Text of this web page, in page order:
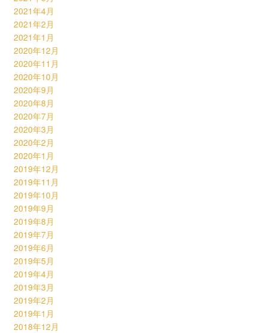
2021年4月
2021年2月
2021年1月
2020年12月
2020年11月
2020年10月
2020年9月
2020年8月
2020年7月
2020年3月
2020年2月
2020年1月
2019年12月
2019年11月
2019年10月
2019年9月
2019年8月
2019年7月
2019年6月
2019年5月
2019年4月
2019年3月
2019年2月
2019年1月
2018年12月